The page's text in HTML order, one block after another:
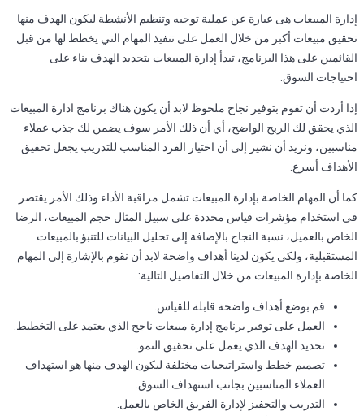
إدارة المبيعات هى عبارة عن عملية توجيه وتنظيم الأنشطة ليكون الهدف منها
تحقيق مبيعات أكبر من خلال العمل على تنفيذ المهام التي يخطط لها من قبل
القائمين على هذا البرنامج، تبدأ إدارة المبيعات بتحديد الهدف بناء على
احتياجات السوق.
إذا أردت أن تقوم بتوفير نجاح ملحوظ لابد أن يكون هناك برنامج ادارة المبيعات
الذي يحقق لك الربح الواضح، أي أن ذلك الأمر سوف يضمن لك جذب عملاء
مناسبين، ونريد أن نشير إلى أن اختيار الفرد المناسب للتدريب يجعل تحقيق
الأهداف أسرع.
كما أن المهام الخاصة بإدارة المبيعات تشمل مراقبة الأداء وذلك الأمر يقتصر
في استخدام مؤشرات قياس محددة على سبيل المثال حجم المبيعات، الرضا
الخاص بالعميل، نسبة النجاح بالإضافة إلى تحليل البيانات للتنبؤ بالمبيعات
المستقبلية، ولكي يكون لدينا أهداف واضحة لابد أن نقوم بالإشارة إلى المهام
الخاصة بإدارة المبيعات من خلال التفاصيل التالية:
قم بوضع أهداف واضحة قابلة للقياس.
العمل على توفير برنامج إدارة مبيعات ناجح الذي يعتمد على التخطيط.
تحديد الهدف الذي يعمل على تحقيق النمو.
تصميم خطط واستراتيجيات مختلفة ليكون الهدف منها هو استهداف
العملاء المناسبين بجانب استهداف السوق.
التدريب والتحفيز لإدارة الفريق الخاص بالعمل.